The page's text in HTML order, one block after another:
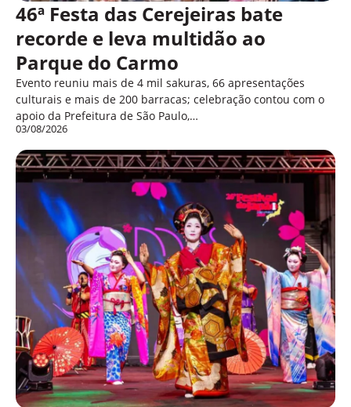
46ª Festa das Cerejeiras bate
recorde e leva multidão ao
Parque do Carmo
Evento reuniu mais de 4 mil sakuras, 66 apresentações
culturais e mais de 200 barracas; celebração contou com o
apoio da Prefeitura de São Paulo,…
03/08/2026